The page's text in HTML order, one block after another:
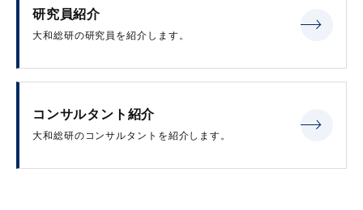
研究員紹介
大和総研の研究員を紹介します。
コンサルタント紹介
大和総研のコンサルタントを紹介します。